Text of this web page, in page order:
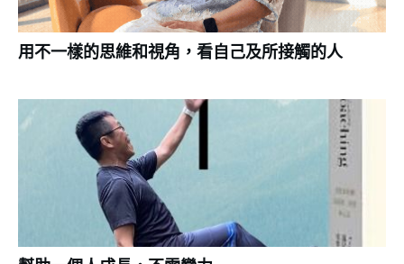
用不一樣的思維和視角，看自己及所接觸的人